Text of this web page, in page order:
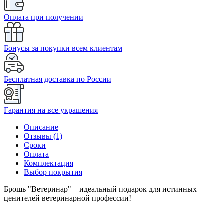
Оплата при получении
Бонусы за покупки всем клиентам
Бесплатная доставка по России
Гарантия на все украшения
Описание
Отзывы (1)
Сроки
Оплата
Комплектация
Выбор покрытия
Брошь "Ветеринар" – идеальный подарок для истинных
ценителей ветеринарной профессии!